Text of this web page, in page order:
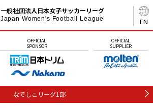
EN
一般社団法人日本女子サッカーリーグ
Japan Women's Football League
OFFICIAL
SPONSOR
OFFICIAL
SUPPLIER
なでしこリーグ1部